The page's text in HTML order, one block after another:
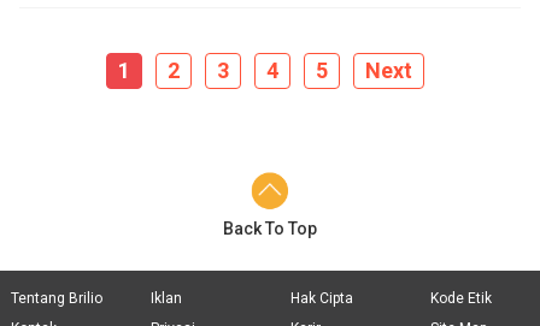
1 2 3 4 5 Next
Back To Top
Tentang Brilio Iklan Hak Cipta
Kode Etik